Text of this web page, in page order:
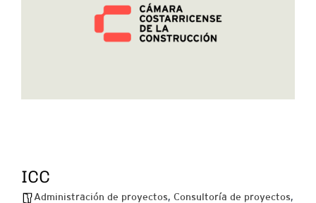
ICC
Administración de proyectos, Consultoría de proyectos,